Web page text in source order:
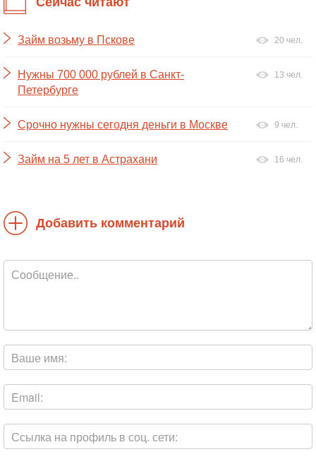
Займ возьму в Пскове 20 чел.
Нужны 700 000 рублей в Санкт-
Петербурге
13 чел.
Срочно нужны сегодня деньги в Москве 9 чел.
Займ на 5 лет в Астрахани 16 чел.
Добавить комментарий